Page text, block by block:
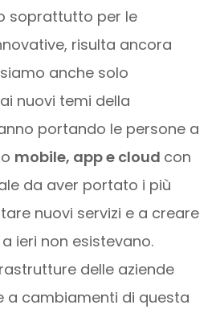
soprattutto per le
risulta ancora
anche solo
nuovi temi della
portando le persone a
mobile, app e cloud con
da aver portato i più
nuovi servizi e a creare
ieri non esistevano.
delle aziende
a cambiamenti di questa